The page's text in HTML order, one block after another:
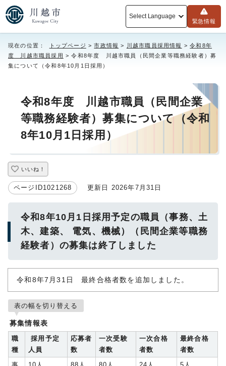
Select Language
緊急情報
現在の位置： トップページ >市政情報 > 川越市職員採用情報 >令和8年
度 川越市職員採用 > 令和8年度 川越市職員（民間企業等職務経験者）募
集について（令和8年10月1日採用）
令和8年度 川越市職員（民間企業
等職務経験者）募集について（令和
8年10月1日採用）
いいね！
ページID1021268 更新日 2026年7月31日
令和8年10月1日採用予定の職員（事務、土
木、建築、 電気、機械）（民間企業等職務
経験者）の募集は終了しました
令和8年7月31日 最終合格者数を追加しました。
表の幅を切り替える
募集情報表
職
種
採用予定
人員
応募者
数
一次受験
者数
一次合格
者数
最終合格
者数